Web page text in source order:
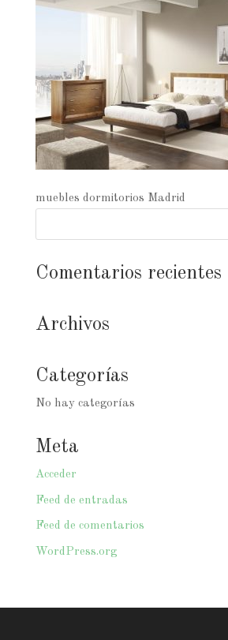
muebles dormitorios Madrid
Comentarios recientes
Archivos
Categorías
No hay categorías
Meta
Acceder
Feed de entradas
Feed de comentarios
WordPress.org